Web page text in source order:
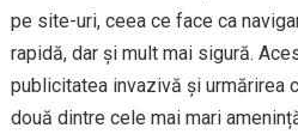
pe site-uri, ceea ce face ca
rapidă, dar și mult mai sigură.
publicitatea invazivă și urmărirea
două dintre cele mai mari